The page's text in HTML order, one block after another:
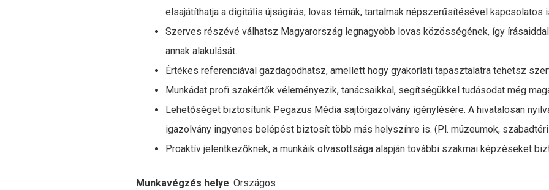
elsajátíthatja a digitális újságírás, lovas témák, tartalmak népszerűsítésével kapcsolatos
Szerves részévé válhatsz Magyarország legnagyobb lovas közösségének, így
annak alakulását.
Értékes referenciával gazdagodhatsz, amellett hogy gyakorlati tapasztalatra tehetsz
Munkádat profi szakértők véleményezik, tanácsaikkal, segítségükkel tudásodat még
Lehetőséget biztosítunk Pegazus Média sajtóigazolvány igénylésére. A hivatalosan
igazolvány ingyenes belépést biztosít több más helyszínre is. (Pl. múzeumok,
Proaktív jelentkezőknek, a munkáik olvasottsága alapján további szakmai képzéseket
Munkavégzés helye: Országos